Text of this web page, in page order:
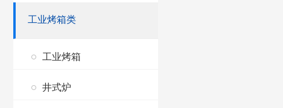
工业烤箱类
工业烤箱
井式炉